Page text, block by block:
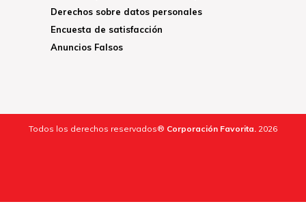
Derechos sobre datos personales
Encuesta de satisfacción
Anuncios Falsos
Todos los derechos reservados® Corporación Favorita. 2026